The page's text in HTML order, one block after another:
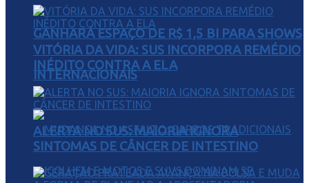
GANHARÁ ESPAÇO DE R$ 1,5 BI PARA SHOWS
INTERNACIONAIS
VITÓRIA DA VIDA: SUS INCORPORA REMÉDIO
INÉDITO CONTRA A ELA
ALERTA NO SUS: MAIORIA IGNORA
SINTOMAS DE CÂNCER DE INTESTINO